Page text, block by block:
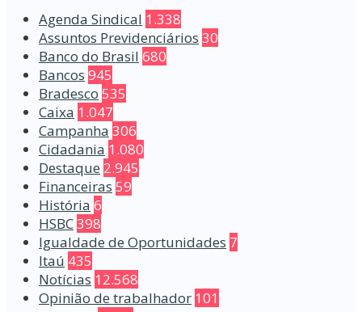
Agenda Sindical 1.338
Assuntos Previdenciários 30
Banco do Brasil 680
Bancos 945
Bradesco 535
Caixa 1.047
Campanha 306
Cidadania 1.080
Destaque 2.945
Financeiras 59
História 6
HSBC398
Igualdade de Oportunidades 7
Itaú 435
Notícias 12.568
Opinião de trabalhador 101